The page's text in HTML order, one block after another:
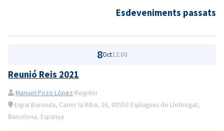
Esdeveniments passats
8Oct12:00
Reunió Reis 2021
Manuel Pozo López Regidor
Espai Baronda, Carrer la Riba, 36, 08950 Esplugues de Llobregat,
Barcelona, Espanya